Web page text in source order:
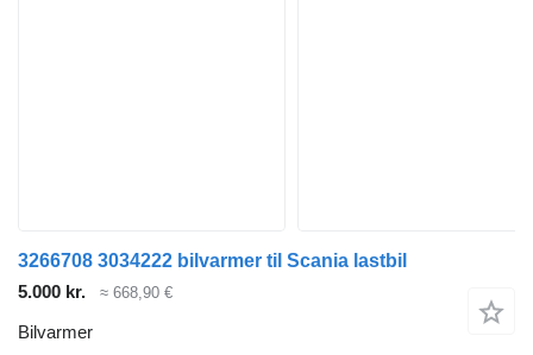
3266708 3034222 bilvarmer til Scania lastbil
5.000 kr.
≈ 668,90 €
Bilvarmer